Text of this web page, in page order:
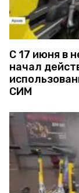
С 17 июня в
начал
СИМ